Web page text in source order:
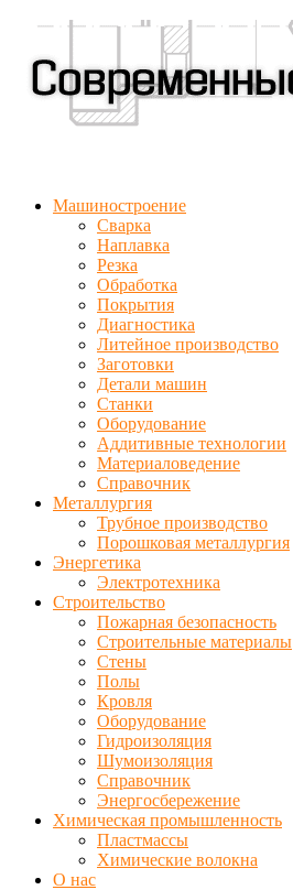
Машиностроение
Сварка
Наплавка
Резка
Обработка
Покрытия
Диагностика
Литейное производство
Заготовки
Детали машин
Станки
Оборудование
Аддитивные технологии
Материаловедение
Справочник
Металлургия
Трубное производство
Порошковая металлургия
Энергетика
Электротехника
Строительство
Пожарная безопасность
Строительные материалы
Стены
Полы
Кровля
Оборудование
Гидроизоляция
Шумоизоляция
Справочник
Энергосбережение
Химическая промышленность
Пластмассы
Химические волокна
О нас